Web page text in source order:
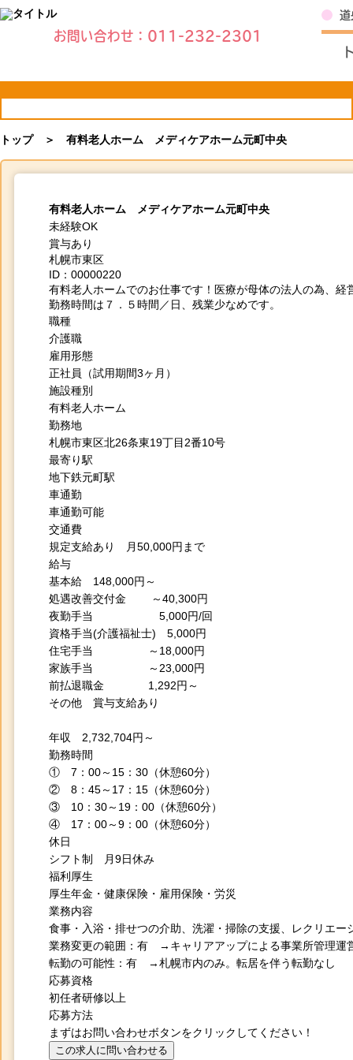
お問い合わせ： 011-232-2301
道
トップ＞ 有料老人ホーム メディケアホーム元町中央
有料老人ホーム メディケアホーム元町中央
未経験OK
賞与あり
札幌市東区
ID：00000220
有料老人ホームでのお仕事です！医療が母体の法人の為、経
勤務時間は７．５時間／日、残業少なめです。
職種
介護職
雇用形態
正社員（試用期間3ヶ月）
施設種別
有料老人ホーム
勤務地
札幌市東区北26条東19丁目2番10号
最寄り駅
地下鉄元町駅
車通勤
車通勤可能
交通費
規定支給あり 月50,000円まで
給与
基本給 148,000円～
処遇改善交付金 ～40,300円
夜勤手当 5,000円/回
資格手当(介護福祉士) 5,000円
住宅手当 ～18,000円
家族手当 ～23,000円
前払退職金 1,292円～
その他 賞与支給あり
年収 2,732,704円～
勤務時間
① 7：00～15：30（休憩60分）
② 8：45～17：15（休憩60分）
③ 10：30～19：00（休憩60分）
④ 17：00～9：00（休憩60分）
休日
シフト制 月9日休み
福利厚生
厚生年金・健康保険・雇用保険・労災
業務内容
食事・入浴・排せつの介助、洗濯・掃除の支援、レクリエー
業務変更の範囲：有 →キャリアアップによる事業所管理運
転勤の可能性：有 →札幌市内のみ。転居を伴う転勤なし
応募資格
初任者研修以上
応募方法
まずはお問い合わせボタンをクリックしてください！
この求人に問い合わせる